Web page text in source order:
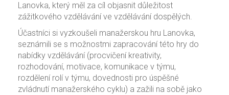
Lanovka, který měl za cíl objasnit důležitost
zážitkového vzdělávání ve vzdělávání dospělých.
Účastníci si vyzkoušeli manažerskou hru Lanovka,
seznámili se s možnostmi zapracování této hry do
nabídky vzdělávání (procvičení kreativity,
rozhodování, motivace, komunikace v týmu,
rozdělení rolí v týmu, dovednosti pro úspěšné
zvládnutí manažerského cyklu) a zažili na sobě jako